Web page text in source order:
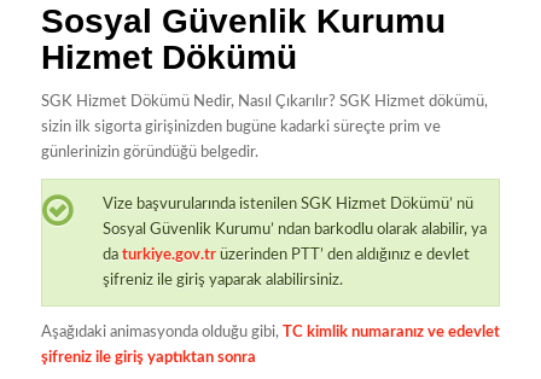
Sosyal Güvenlik Kurumu
Hizmet Dökümü
SGK Hizmet Dökümü Nedir, Nasıl Çıkarılır? SGK Hizmet dökümü,
sizin ilk sigorta girişinizden bugüne kadarki süreçte prim ve
günlerinizin göründüğü belgedir.
Vize başvurularında istenilen SGK Hizmet Dökümü’ nü
Sosyal Güvenlik Kurumu’ ndan barkodlu olarak alabilir, ya
da turkiye.gov.trüzerinden PTT’ den aldığınız e devlet
şifreniz ile giriş yaparak alabilirsiniz.
Aşağıdaki animasyonda olduğu gibi, TC kimlik numaranız ve edevlet
şifreniz ile giriş yaptıktan sonra